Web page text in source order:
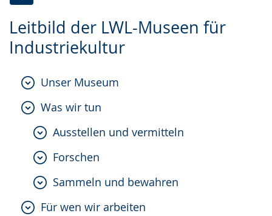
Leitbild der LWL-Museen für
Industriekultur
Leichten
Sprache
Audio-
Unterstützung.
Video
in
Gebärdensprache
wird
angezeigt.
Unser Museum
Was wir tun
Ausstellen und vermitteln
Forschen
Sammeln und bewahren
Für wen wir arbeiten